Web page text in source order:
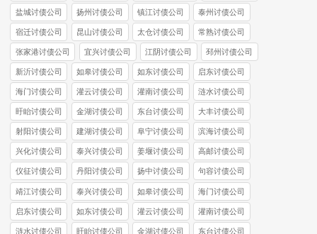
盐城讨债公司 扬州讨债公司 镇江讨债公司 泰州讨债公司
宿迁讨债公司 昆山讨债公司 太仓讨债公司 常熟讨债公司
张家港讨债公司 宜兴讨债公司 江阴讨债公司 邳州讨债公司
新沂讨债公司 如皋讨债公司 如东讨债公司 启东讨债公司
海门讨债公司 灌云讨债公司 灌南讨债公司 涟水讨债公司
盱眙讨债公司 金湖讨债公司 东台讨债公司 大丰讨债公司
射阳讨债公司 建湖讨债公司 阜宁讨债公司 滨海讨债公司
兴化讨债公司 泰兴讨债公司 姜堰讨债公司 高邮讨债公司
仪征讨债公司 丹阳讨债公司 扬中讨债公司 句容讨债公司
靖江讨债公司 泰兴讨债公司 如皋讨债公司 海门讨债公司
启东讨债公司 如东讨债公司 灌云讨债公司 灌南讨债公司
涟水讨债公司 盱眙讨债公司 金湖讨债公司 东台讨债公司